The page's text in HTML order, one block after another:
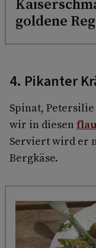
goldene
4. Pikanter
Spinat,
wir in diesen
Serviert wird er
Bergkäse.